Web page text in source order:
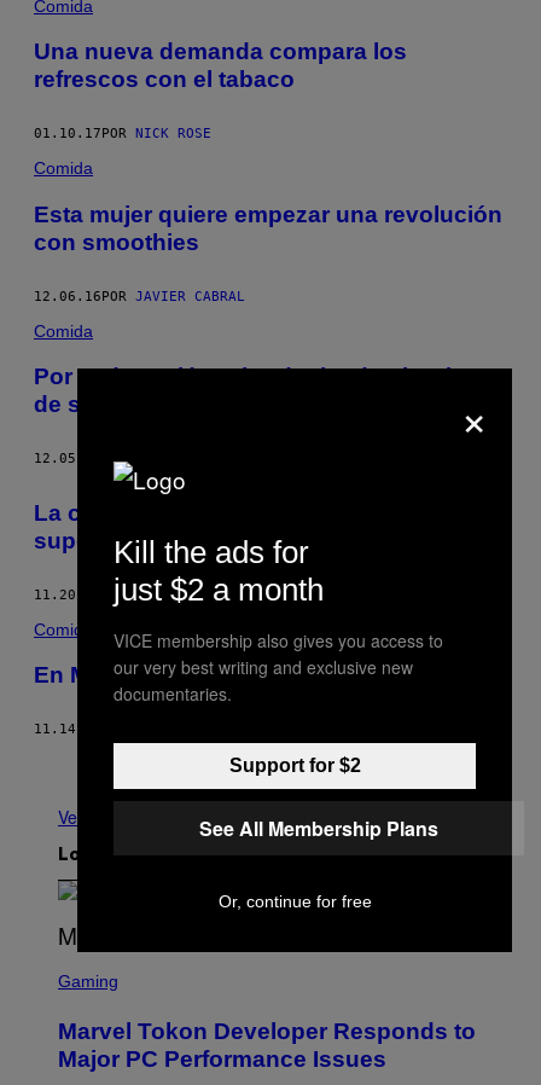
Comida
Una nueva demanda compara los
refrescos con el tabaco
01.10.17 POR NICK ROSE
Comida
Esta mujer quiere empezar una revolución
con smoothies
12.06.16POR JAVIER CABRAL
Comida
Por qué Nestlé está reduciendo el azúcar
de su chocolate
12.05.16 POR
La cifra de diabéticos en el mundo ya
superó los 400 millones… y contando
11.20.16 POR MARTÍN ANDRADE
Comida
En México el azúcar es letal
11.14.16
Más antiguo
Ver todo
Lo más reciente
C
E
N
S
Gaming
Marvel Tokon Developer Responds to
Major PC Performance Issues
×
Kill the ads for
just $2 a month
VICE membership also gives you access to
our very best writing and exclusive new
documentaries.
Support for $2
See All Membership Plans
Or, continue for free